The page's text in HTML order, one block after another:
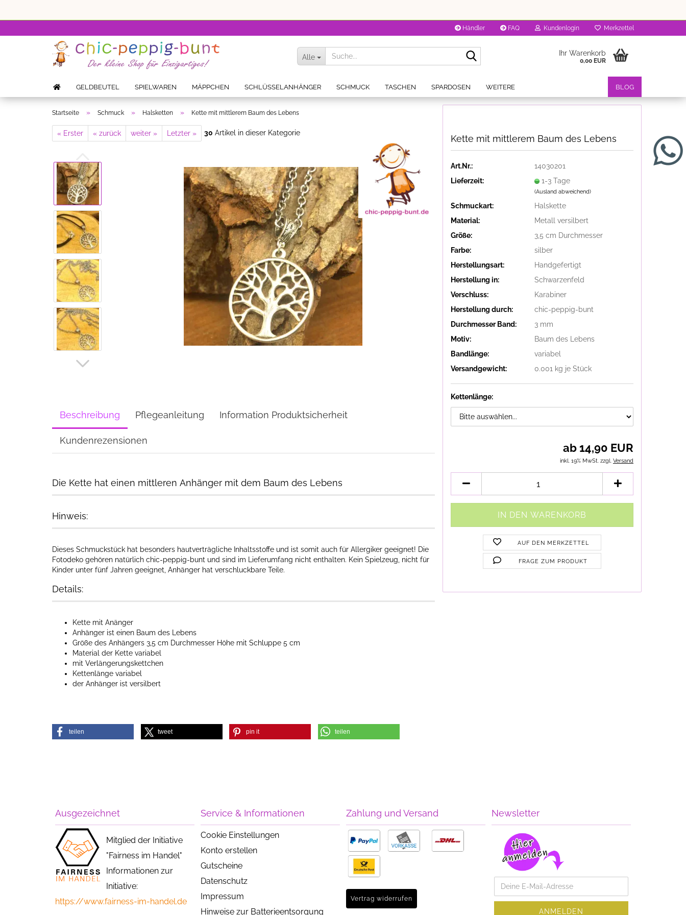
Händler FAQ Kundenlogin Merkzettel
Alle Ihr Warenkorb
0,00 EUR
GELDBEUTEL SPIELWAREN MÄPPCHEN SCHLÜSSELANHÄNGER SCHMUCK TASCHEN SPARDOSEN BLOG
WEITERE
Startseite » Schmuck » Halsketten » Kette mit mittlerem Baum des Lebens
« Erster « zurück weiter » Letzter » 30 Artikel in dieser Kategorie
Kette mit mittlerem Baum des Lebens
Art.Nr.:
14030201
Lieferzeit:
1-3 Tage
(Ausland abweichend)
Schmuckart:
Halskette
Material:
Metall versilbert
Größe:
3,5 cm Durchmesser
Farbe:
silber
Herstellungsart:
Handgefertigt
Herstellung in:
Schwarzenfeld
Verschluss:
Karabiner
Herstellung durch:
chic-peppig-bunt
Durchmesser Band:
3 mm
Motiv:
Baum des Lebens
Bandlänge:
variabel
Versandgewicht:
0.001 kg je Stück
Kettenlänge:
ab 14,90 EUR
inkl. 19% MwSt. zzgl. Versand
AUF DEN MERKZETTEL
FRAGE ZUM PRODUKT
Beschreibung Pflegeanleitung Information Produktsicherheit
Kundenrezensionen
Die Kette hat einen mittleren Anhänger mit dem Baum des Lebens
Hinweis:
Dieses Schmuckstück hat besonders hautverträgliche Inhaltsstoffe und ist somit auch für Allergiker geeignet! Die
Fotodeko gehören natürlich chic-peppig-bunt und sind im Lieferumfang nicht enthalten. Kein Spielzeug, nicht für
Kinder unter fünf Jahren geeignet, Anhänger hat verschluckbare Teile.
Details:
Kette mit Anänger​
Anhänger ist einen Baum des Lebens
Größe des Anhängers 3,5 cm Durchmesser Höhe mit Schluppe 5 cm
Material der Kette variabel
mit Verlängerungskettchen
Kettenlänge variabel
der Anhänger ist versilbert
teilen tweet pin it teilen
Ausgezeichnet
Mitglied der Initiative
"Fairness im Handel"
Informationen zur
Initiative:
https://www.fairness-im-handel.de
Service & Informationen
Cookie Einstellungen
Konto erstellen
Gutscheine
Datenschutz
Impressum
Hinweise zur Batterieentsorgung
Zahlung und Versand
Vertrag widerrufen
Newsletter